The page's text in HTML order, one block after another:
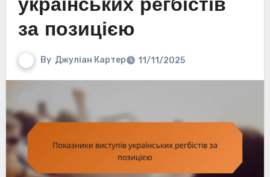
українських регбістів
за позицією
By Джуліан Картер 11/11/2025